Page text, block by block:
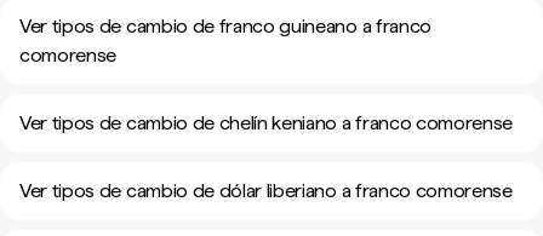
Ver tipos de cambio de franco guineano a franco
comorense
Ver tipos de cambio de chelín keniano a franco comorense
Ver tipos de cambio de dólar liberiano a franco comorense